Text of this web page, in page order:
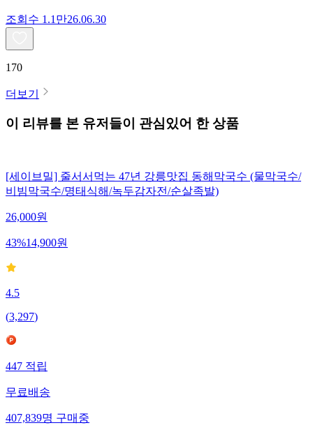
조회수 1.1만26.06.30
170
더보기
이 리뷰를 본 유저들이 관심있어 한 상품
[세이브밀] 줄서서먹는 47년 강릉맛집 동해막국수 (물막국수/
비빔막국수/명태식해/녹두감자전/순살족발)
26,000원
43%14,900원
4.5
(3,297)
447적립
무료배송
407,839명구매중